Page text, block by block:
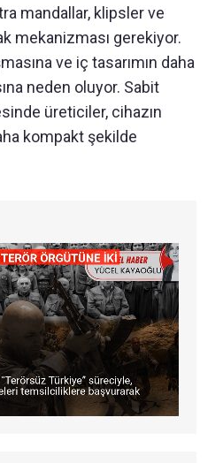
mandallar, klipsler ve
mekanizması gerekiyor.
ve iç tasarımın daha
neden oluyor. Sabit
üreticiler, cihazın
kompakt şekilde